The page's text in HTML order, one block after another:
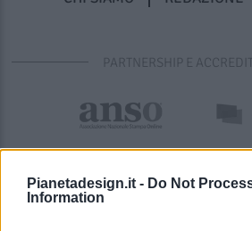
Pianetadesign.it - Do Not
Information
PARTNERSHIP E